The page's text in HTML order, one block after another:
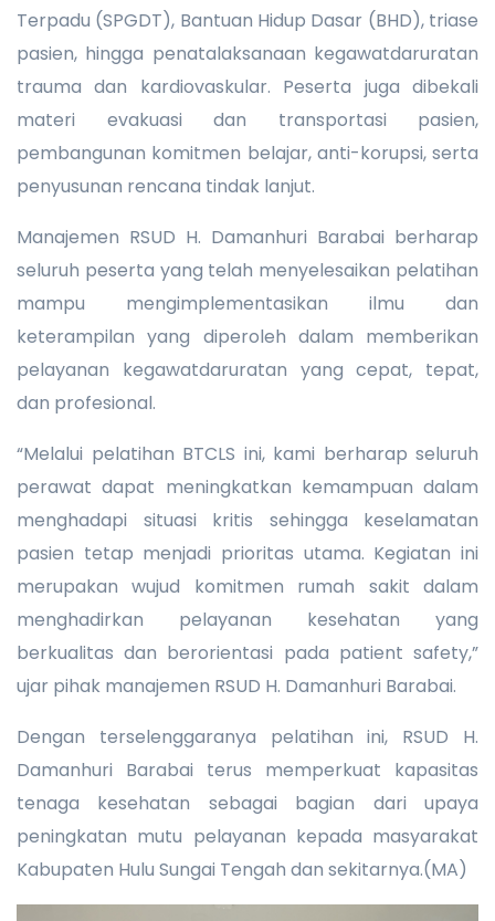
Terpadu (SPGDT), Bantuan Hidup Dasar (BHD), triase
pasien, hingga penatalaksanaan kegawatdaruratan
trauma dan kardiovaskular. Peserta juga dibekali
materi evakuasi dan transportasi pasien,
pembangunan komitmen belajar, anti-korupsi, serta
penyusunan rencana tindak lanjut.
Manajemen RSUD H. Damanhuri Barabai berharap
seluruh peserta yang telah menyelesaikan pelatihan
mampu mengimplementasikan ilmu dan
keterampilan yang diperoleh dalam memberikan
pelayanan kegawatdaruratan yang cepat, tepat,
dan profesional.
“Melalui pelatihan BTCLS ini, kami berharap seluruh
perawat dapat meningkatkan kemampuan dalam
menghadapi situasi kritis sehingga keselamatan
pasien tetap menjadi prioritas utama. Kegiatan ini
merupakan wujud komitmen rumah sakit dalam
menghadirkan pelayanan kesehatan yang
berkualitas dan berorientasi pada patient safety,”
ujar pihak manajemen RSUD H. Damanhuri Barabai.
Dengan terselenggaranya pelatihan ini, RSUD H.
Damanhuri Barabai terus memperkuat kapasitas
tenaga kesehatan sebagai bagian dari upaya
peningkatan mutu pelayanan kepada masyarakat
Kabupaten Hulu Sungai Tengah dan sekitarnya.(MA)